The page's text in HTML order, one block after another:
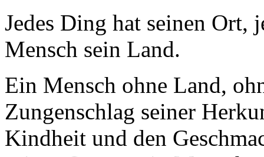
Jedes Ding hat seinen
Mensch sein Land.
Ein Mensch ohne Land,
Zungenschlag seiner
Kindheit und den